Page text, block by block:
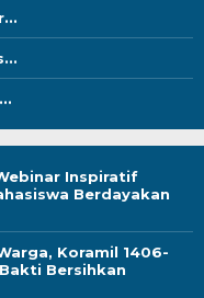
Inspiratif
Berdayakan
Koramil 1406-
Bersihkan